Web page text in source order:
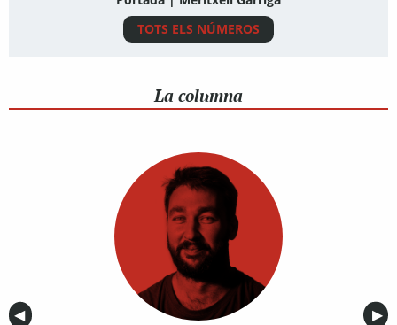
TOTS ELS NÚMEROS
La columna
Anterior
◀︎ ▶︎